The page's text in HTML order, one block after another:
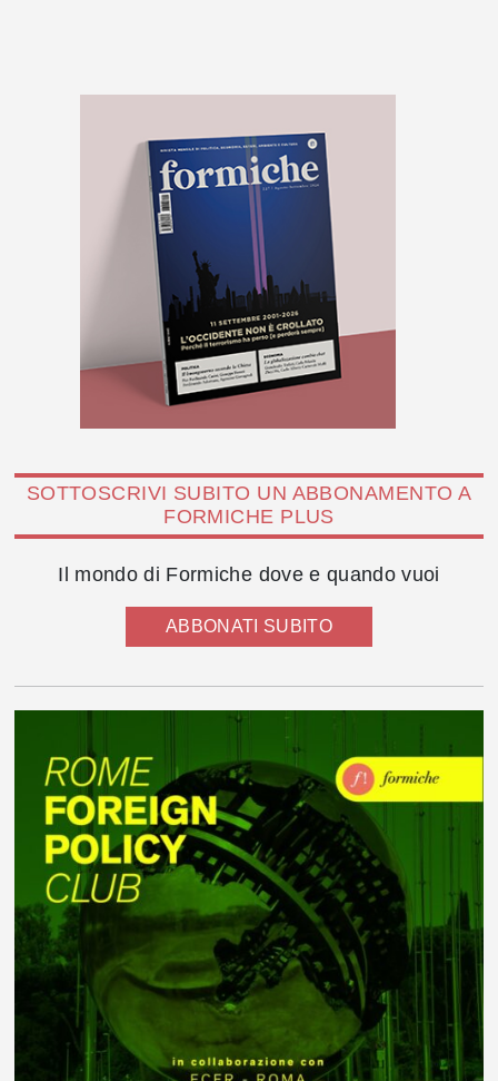
SOTTOSCRIVI SUBITO UN ABBONAMENTO A
FORMICHE PLUS
Il mondo di Formiche dove e quando vuoi
ABBONATI SUBITO